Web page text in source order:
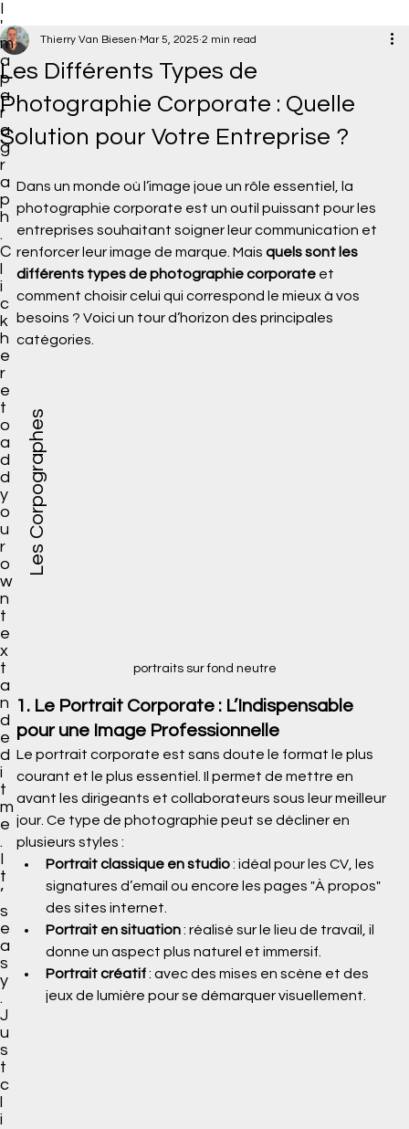
I
'
m
a
p
a
r
a
g
r
a
p
h
.
C
l
i
c
k
h
e
r
e
t
o
a
d
d
y
o
u
r
o
w
n
t
e
x
t
a
n
d
e
d
i
t
m
e
.
I
t
’
s
e
a
s
y
.
J
u
s
t
c
l
i
Les Différents Types de
Photographie Corporate : Quelle
Solution pour Votre Entreprise ?
Thierry Van Biesen Mar 5, 2025 2 min read
Dans un monde où l’image joue un rôle essentiel, la
photographie corporate est un outil puissant pour les
entreprises souhaitant soigner leur communication et
renforcer leur image de marque. Mais quels sont les
différents types de photographie corporate et
comment choisir celui qui correspond le mieux à vos
besoins ? Voici un tour d’horizon des principales
catégories.
portraits sur fond neutre
1. Le Portrait Corporate : L’Indispensable
pour une Image Professionnelle
Le portrait corporate est sans doute le format le plus
courant et le plus essentiel. Il permet de mettre en
avant les dirigeants et collaborateurs sous leur meilleur
jour. Ce type de photographie peut se décliner en
plusieurs styles :
Portrait classique en studio : idéal pour les CV, les
signatures d’email ou encore les pages "À propos"
des sites internet.
Portrait en situation : réalisé sur le lieu de travail, il
donne un aspect plus naturel et immersif.
Portrait créatif : avec des mises en scène et des
jeux de lumière pour se démarquer visuellement.
Les Corpographes